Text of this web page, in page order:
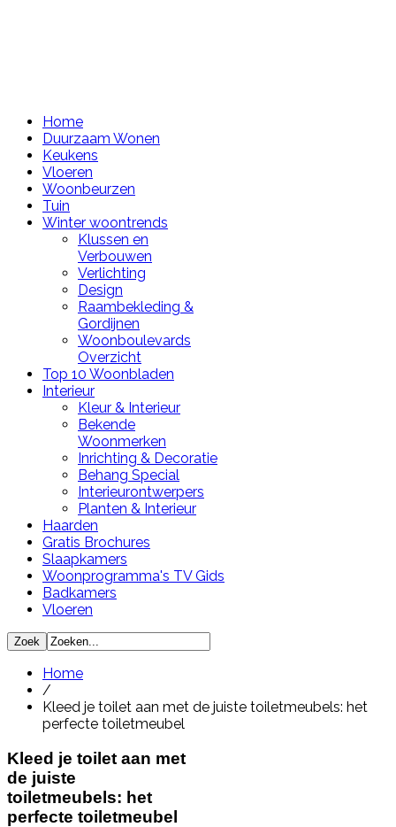
Home
Duurzaam Wonen
Keukens
Vloeren
Woonbeurzen
Tuin
Winter woontrends
Klussen en
Verbouwen
Verlichting
Design
Raambekleding &
Gordijnen
Woonboulevards
Overzicht
Top 10 Woonbladen
Interieur
Kleur & Interieur
Bekende
Woonmerken
Inrichting & Decoratie
Behang Special
Interieurontwerpers
Planten & Interieur
Haarden
Gratis Brochures
Slaapkamers
Woonprogramma's TV Gids
Badkamers
Vloeren
Home
/
Kleed je toilet aan met de juiste toiletmeubels: het
perfecte toiletmeubel
Kleed je toilet aan met
de juiste
toiletmeubels: het
perfecte toiletmeubel